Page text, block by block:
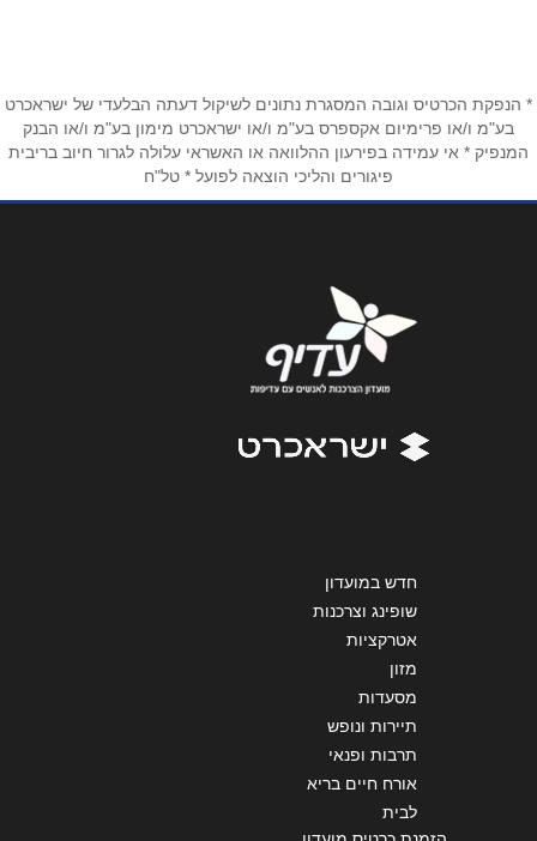
טלפון*
אנא חזרו אלי בקשר ל...
* הנפקת הכרטיס וגובה המסגרת נתונים לשיקול דעתה הבלעדי של ישראכרט
בע"מ ו/או פרימיום אקספרס בע"מ ו/או ישראכרט מימון בע"מ ו/או הבנק
המנפיק * אי עמידה בפירעון ההלוואה או האשראי עלולה לגרור חיוב בריבית
פיגורים והליכי הוצאה לפועל * טל"ח
חדש במועדון
שופינג וצרכנות
אטרקציות
מזון
מסעדות
תיירות ונופש
תרבות ופנאי
אורח חיים בריא
לבית